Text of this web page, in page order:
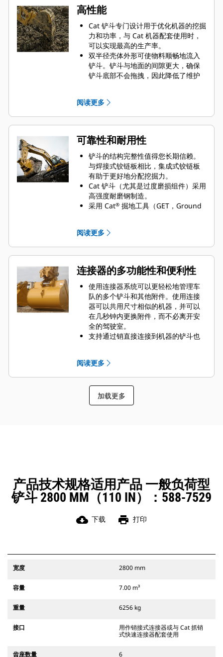
高性能
Cat 铲斗专门设计用于优化机器的挖掘
力和功率，与 Cat 机器配套使用时，
可以实现最高的生产率。
双半径壳体外形可使物料顺畅地流入
铲斗。铲斗与地面的间隙更大，确保
铲斗底部不会拖拽，因此降低了维护
可以快速铲挖物料，提高了机器的整
体工作效率。
您可在更短的时间内装载更多的物
料。铲斗形状和侧挡板精心设计而
成，让您每次装载都可将大部分物料
保留在铲斗内。
阅读更多
可靠性和耐用性
铲斗的结构完整性值得您长期信赖。
与焊接式铰链板相比，集成式铰链板
有助于更好地分配挖掘力。
Cat 铲斗（尤其是过度磨损组件）采用
高强度耐磨钢制造。
采用 Cat® 掘地工具（GET，Ground
助于保持铲斗中接触和穿透物料最多
的几个部分。
通过为您的铲斗和应用组合选择合适
的 GET 来降低维护成本。
铲斗齿尖提供多种选择，确保适合您
的具体应用需求。无论您是需要清
理、平整地面还是挖掘坚硬的磨蚀性
物料，我们都可以提供相应的铲尖解
决方案。
阅读更多
连接器的多功能性和便利性
使用连接器系统可以更轻松地管理车
队的多个铲斗和其他附件。使用连接
器可以共用尺寸相似的机器，并可以
在几秒钟内更换附件，而不必离开安
全的驾驶室。
支持通过销直接连接到机器的铲斗也
能铲斗具有凹形销，可增强挖掘力，
且与 Cat 抓销式快速连接器配合使用
时可缩短铲斗的循环时间。
Cat 抓销式快速连接器还支持操作员以
反转位置提起铲斗，从而轻松清理和
此外还提供挖渠宽度连接器。
与 CW 专用连接器系统兼容的附件使
用固定式快速连接器铰链。CW 专用连
接器具有楔形锁定系统，可确保附件
牢固。
CW 专用连接器适用于所有履带式和轮
阅读更多
加载更多
产品技术规格适用产品 一般负荷型
铲斗 2800 MM（110 IN）：588-7529
cloud_download 下载 print 打印
宽度 2800 mm
容量 7.00 m³
重量 6256 kg
接口
用作销接式连接器或与 Cat 抓销
式快速连接器配套使用
齿座数量 6